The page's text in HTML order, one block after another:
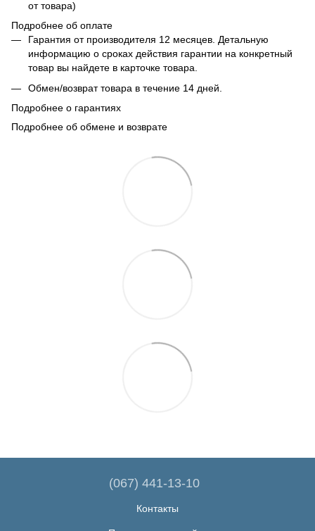
от товара)
Подробнее об оплате
Гарантия от производителя 12 месяцев. Детальную
информацию о сроках действия гарантии на конкретный
товар вы найдете в карточке товара.
Обмен/возврат товара в течение 14 дней.
Подробнее о гарантиях
Подробнее об обмене и возврате
(067) 441-13-10
Контакты